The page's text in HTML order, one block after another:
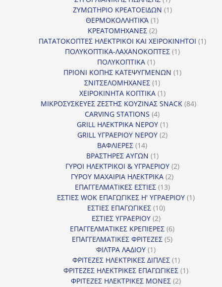
προϊόν
ΖΥΜΩΤΗΡΙΟ ΚΡΕΑΤΟΕΙΔΩΝ 11
ΘΕΡΜΟΚΟΛΛΗΤΙΚΆ 11
προϊόν
ΚΡΕΑΤΟΜΗΧΑΝΕΣ 22
προϊόντα
ΠΑΤΑΤΟΚΟΠΤΕΣ ΗΛΕΚΤΡΙΚΟΙ ΚΑΙ ΧΕΙΡΟΚΙΝΗΤΟΙ 11
ΠΟΛΥΚΟΠΤΙΚΑ-ΛΑΧΑΝΟΚΟΠΤΕΣ 11
ΠΟΛΥΚΟΠΤΙΚΑ 11
προϊόν
ΠΡΙΟΝΙ ΚΟΠΗΣ ΚΑΤΕΨΥΓΜΕΝΩΝ 11
ΣΝΙΤΣΕΛΟΜΗΧΑΝΕΣ 11
προϊόν
ΧΕΙΡΟΚΙΝΗΤΑ ΚΟΠΤΙΚΑ 11
προϊόν
ΜΙΚΡΟΣΥΣΚΕΥΕΣ ΖΕΣΤΗΣ ΚΟΥΖΙΝΑΣ SNACK 8484
CARVING STATIONS 44
προϊόντα
GRILL ΗΛΕΚΤΡΙΚΑ ΝΕΡΟΥ 11
προϊόν
GRILL ΥΓΡΑΕΡΙΟΥ ΝΕΡΟΥ 22
ΒΑΦΛΙΕΡΕΣ 1414
προϊόντα
ΒΡΑΣΤΗΡΕΣ ΑΥΓΩΝ 11
προϊόν
ΓΥΡΟΙ ΗΛΕΚΤΡΙΚΟΙ & ΥΓΡΑΕΡΙΟΥ 22
ΓΥΡΟΥ ΜΑΧΑΙΡΙΑ ΗΛΕΚΤΡΙΚΑ 22
ΕΠΑΓΓΕΛΜΑΤΙΚΕΣ ΕΣΤΙΕΣ 1313
προϊόντα
ΕΣΤΙΕΣ WOK ΕΠΑΓΩΓΙΚΕΣ Η' ΥΓΡΑΕΡΙΟΥ 11
ΕΣΤΙΕΣ ΕΠΑΓΩΓΙΚΕΣ 1010
ΕΣΤΙΕΣ ΥΓΡΑΕΡΙΟΥ 22
προϊόντα
ΕΠΑΓΓΕΛΜΑΤΙΚΕΣ ΚΡΕΠΙΕΡΕΣ 66
προϊόντα
ΕΠΑΓΓΕΛΜΑΤΙΚΕΣ ΦΡΙΤΕΖΕΣ 55
ΦΙΛΤΡΑ ΛΑΔΙΟΥ 11
προϊόν
ΦΡΙΤΕΖΕΣ ΗΛΕΚΤΡΙΚΕΣ ΔΙΠΛΕΣ 11
προϊόν
ΦΡΙΤΕΖΕΣ ΗΛΕΚΤΡΙΚΕΣ ΕΠΑΓΩΓΙΚΕΣ 11
ΦΡΙΤΕΖΕΣ ΗΛΕΚΤΡΙΚΕΣ ΜΟΝΕΣ 22